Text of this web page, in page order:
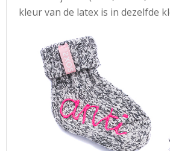
kleur van de latex is in dezelfde